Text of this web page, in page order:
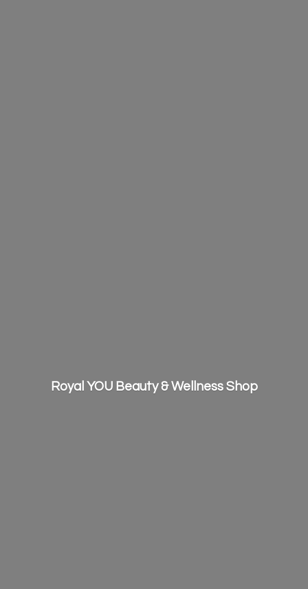
Royal YOU Beauty &Wellness Shop